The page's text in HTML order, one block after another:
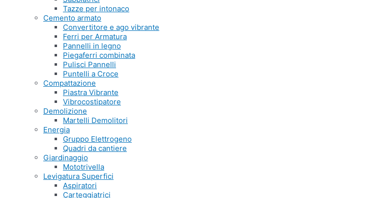
Tazze per intonaco
Cemento armato
Convertitore e ago vibrante
Ferri per Armatura
Pannelli in legno
Piegaferri combinata
Pulisci Pannelli
Puntelli a Croce
Compattazione
Piastra Vibrante
Vibrocostipatore
Demolizione
Martelli Demolitori
Energia
Gruppo Elettrogeno
Quadri da cantiere
Giardinaggio
Mototrivella
Levigatura Superfici
Aspiratori
Carteggiatrici